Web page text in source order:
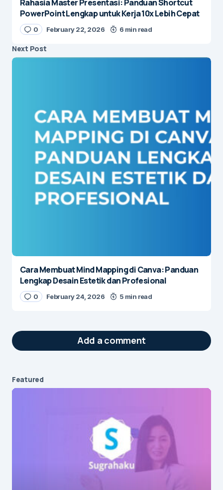
Rahasia Master Presentasi: Panduan Shortcut
PowerPoint Lengkap untuk Kerja 10x Lebih Cepat
0 February 22, 2026 6 min read
Next Post
Cara Membuat Mind Mapping di Canva: Panduan
Lengkap Desain Estetik dan Profesional
0 February 24, 2026 5 min read
Add a comment
Featured